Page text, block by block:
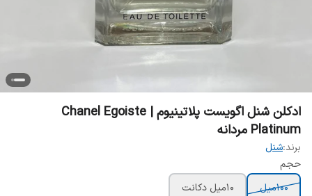
ادکلن شنل اگویست پلاتینیوم | Chanel Egoiste
Platinum مردانه
برند:شنل
حجم
100میل
10میل دکانت